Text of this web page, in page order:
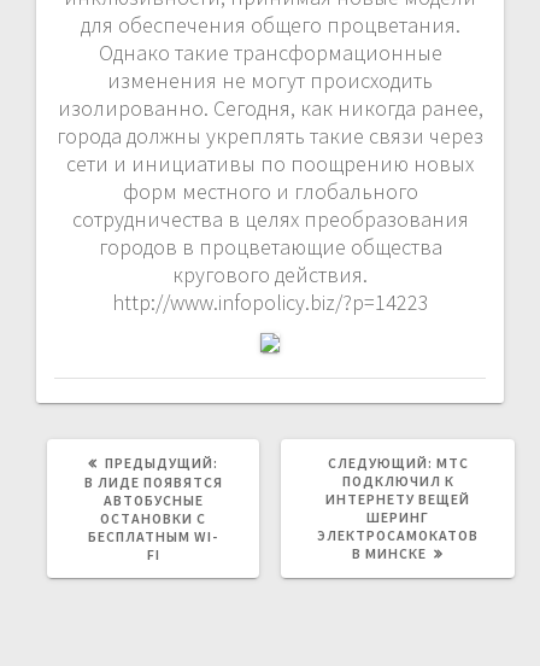
для обеспечения общего процветания.
Однако такие трансформационные
изменения не могут происходить
изолированно. Сегодня, как никогда ранее,
города должны укреплять такие связи через
сети и инициативы по поощрению новых
форм местного и глобального
сотрудничества в целях преобразования
городов в процветающие общества
кругового действия.
http://www.infopolicy.biz/?p=14223
ПРЕДЫДУЩИЙ:
ЗАПИСЬ:
В ЛИДЕ ПОЯВЯТСЯ
АВТОБУСНЫЕ
ОСТАНОВКИ С
БЕСПЛАТНЫМ WI-
FI
СЛЕДУЮЩИЙ: СЛЕДУЮЩАЯ
ЗАПИСЬ:
МТС
ПОДКЛЮЧИЛ К
ИНТЕРНЕТУ ВЕЩЕЙ
ШЕРИНГ
ЭЛЕКТРОСАМОКАТОВ
В МИНСКЕ